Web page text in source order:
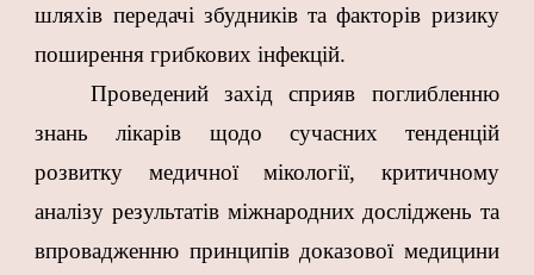
шляхів передачі збудників та факторів ризику
поширення грибкових інфекцій.
Проведений захід сприяв поглибленню
знань лікарів щодо сучасних тенденцій
розвитку медичної мікології, критичному
аналізу результатів міжнародних досліджень та
впровадженню принципів доказової медицини